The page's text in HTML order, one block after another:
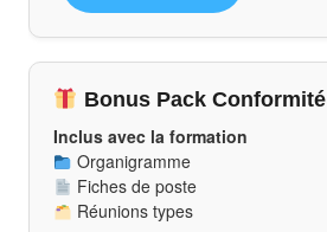
Bonus Pack Conformité
Inclus avec la formation
Organigramme
Fiches de poste
Réunions types